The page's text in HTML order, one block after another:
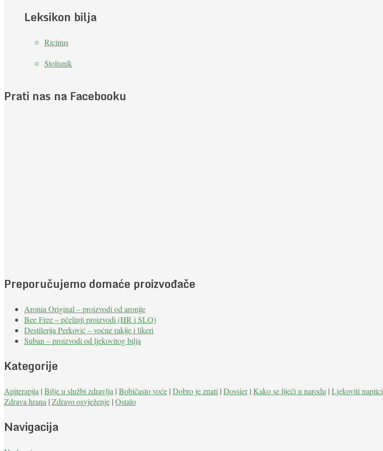
Leksikon bilja
Ricinus
Stolisnik
Prati nas na Facebooku
Preporučujemo domaće proizvođače
Aronia Original – proizvodi od aronije
Bee Free – pčelinji proizvodi (HR i SLO)
Destilerija Perković – voćne rakije i likeri
Suban – proizvodi od ljekovitog bilja
Kategorije
Apiterapija | Bilje u službi zdravlja | Bobičasto voće | Dobro je znati | Dossier| Kako se liječi u narodu | Ljekoviti napitci
Zdrava hrana | Zdravo osvježenje | Ostalo
Navigacija